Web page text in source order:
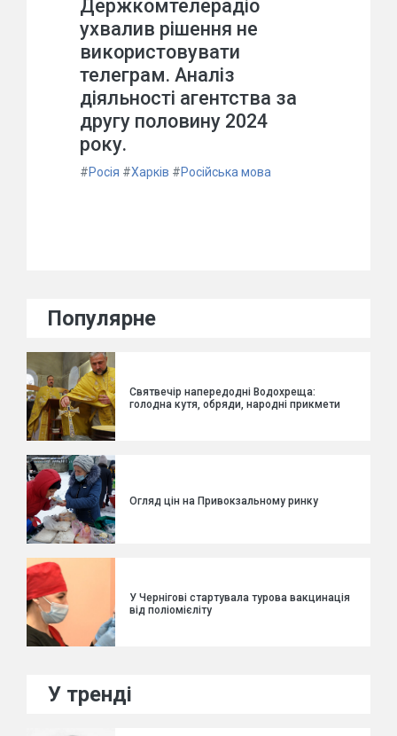
Держкомтелерадіо
ухвалив рішення не
використовувати
телеграм. Аналіз
діяльності агентства за
другу половину 2024
року.
#Росія #Харків #Російська мова
Популярне
Святвечір напередодні Водохреща:
голодна кутя, обряди, народні прикмети
Огляд цін на Привокзальному ринку
У Чернігові стартувала турова вакцинація
від поліомієліту
У тренді